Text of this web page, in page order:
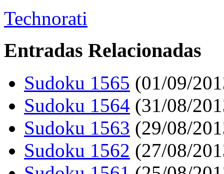
Technorati
Entradas Relacionadas
Sudoku 1565 (01/09/
Sudoku 1564 (31/08/
Sudoku 1563 (29/08/
Sudoku 1562 (27/08/